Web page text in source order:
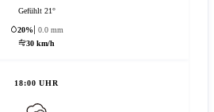
Gefühlt 21°
20%
0.0 mm
30 km/h
18:00 UHR